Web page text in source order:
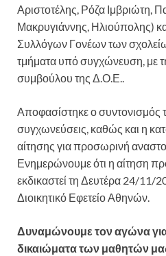
Αριστοτέλης, Ρόζα Ιμβριώτη,
Μακρυγιάννης, Ηλιούπολης)
Συλλόγων Γονέων των
τμήματα υπό συγχώνευση, με
συμβούλου της Δ.Ο.Ε..
Αποφασίστηκε ο συντονισμός
συγχωνεύσεις, καθώς και η
αίτησης για προσωρινή
Ενημερώνουμε ότι η αίτηση
εκδικαστεί τη Δευτέρα 24/11/
Διοικητικό Εφετείο Αθηνών.
Δυναμώνουμε τον αγώνα
δικαιώματα των μαθητών